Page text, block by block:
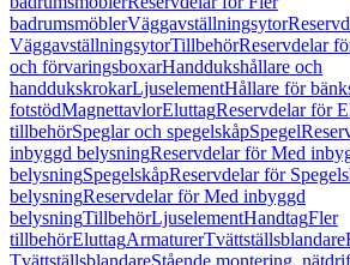
badrumsmöblerVäggavställningsytor
VäggavställningsytorTillbehörReservdelar
och förvaringsboxarHanddukshållare och
handdukskrokarLjuselementHållare för
fotstödMagnettavlorEluttagReservdelar för
tillbehörSpeglar och spegelskåpSpegel
inbyggd belysningReservdelar för Med
belysningSpegelskåpReservdelar för
belysningReservdelar för Med inbyggd
belysningTillbehörLjuselementHandtagFler
tillbehörEluttagArmaturerTvättställsblandare
TvättställsblandareStående montering,